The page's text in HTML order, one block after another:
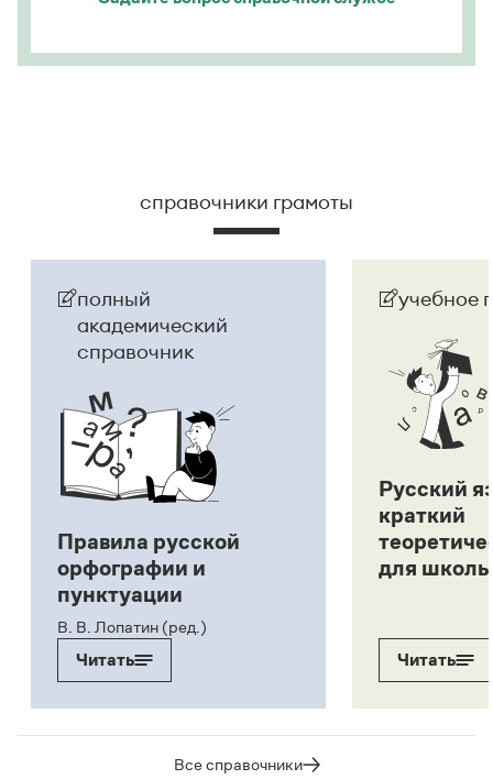
справочники грамоты
полный
академический
справочник
Правила русской
орфографии и
пунктуации
В. В. Лопатин (ред.)
Читать
учебное
Русский
краткий
для
Читать
Все справочники